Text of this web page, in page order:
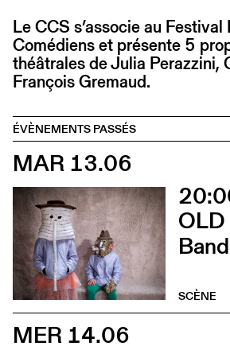
Le CCS s’associe au
Comédiens et présente 5
théâtrales de Julia Perazzini,
François Gremaud.
ÉVÈNEMENTS PASSÉS
MAR 13.06
SCÈNE
MER 14.06